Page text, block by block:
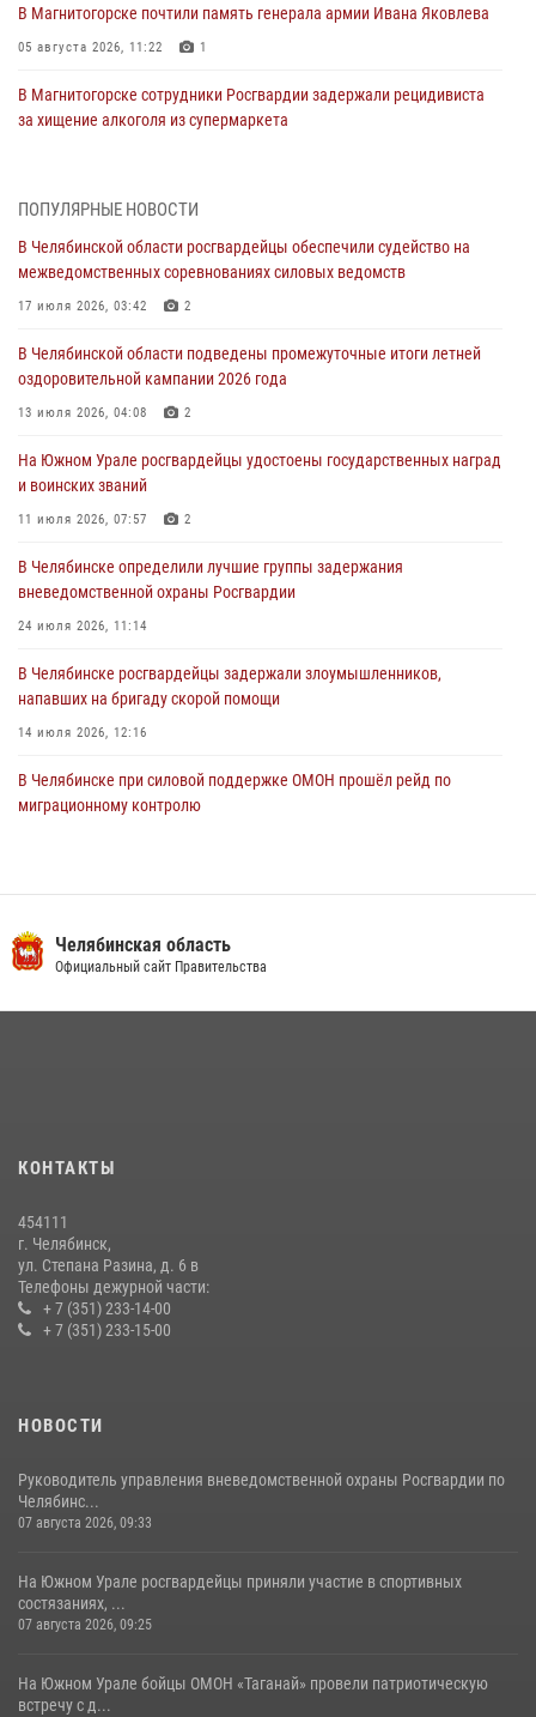
В Магнитогорске почтили память генерала армии Ивана Яковлева
05 августа 2026, 11:22 1
В Магнитогорске сотрудники Росгвардии задержали рецидивиста
за хищение алкоголя из супермаркета
На Южном Урале спецназ Росгвардии провел военно-полевые
Росгвардейцы задержали трёх магазинных воров в Челябинске
На Южном Урале сотрудники Росгвардии задержали
подозреваемого в совершении убийства
В Челябинской области росгвардейцами по горячим следам
задержан подозреваемый в грабеже
ПОПУЛЯРНЫЕ НОВОСТИ
В Челябинской области росгвардейцы обеспечили судейство на
межведомственных соревнованиях силовых ведомств
17 июля 2026, 03:42 2
В Челябинской области подведены промежуточные итоги летней
оздоровительной кампании 2026 года
13 июля 2026, 04:08 2
На Южном Урале росгвардейцы удостоены государственных наград
и воинских званий
11 июля 2026, 07:57 2
В Челябинске определили лучшие группы задержания
вневедомственной охраны Росгвардии
24 июля 2026, 11:14
В Челябинске росгвардейцы задержали злоумышленников,
напавших на бригаду скорой помощи
14 июля 2026, 12:16
В Челябинске при силовой поддержке ОМОН прошёл рейд по
миграционному контролю
13 июля 2026, 03:02 5
14 июля 2026, 05:15
Челябинская область
Официальный сайт Правительства
КОНТАКТЫ
454111
г. Челябинск,
ул. Степана Разина, д. 6 в
Телефоны дежурной части:
+ 7 (351) 233-14-00
+ 7 (351) 233-15-00
НОВОСТИ
Руководитель управления вневедомственной охраны Росгвардии по
Челябинс...
07 августа 2026, 09:33
На Южном Урале росгвардейцы приняли участие в спортивных
состязаниях, ...
07 августа 2026, 09:25
На Южном Урале бойцы ОМОН «Таганай» провели патриотическую
встречу с д...